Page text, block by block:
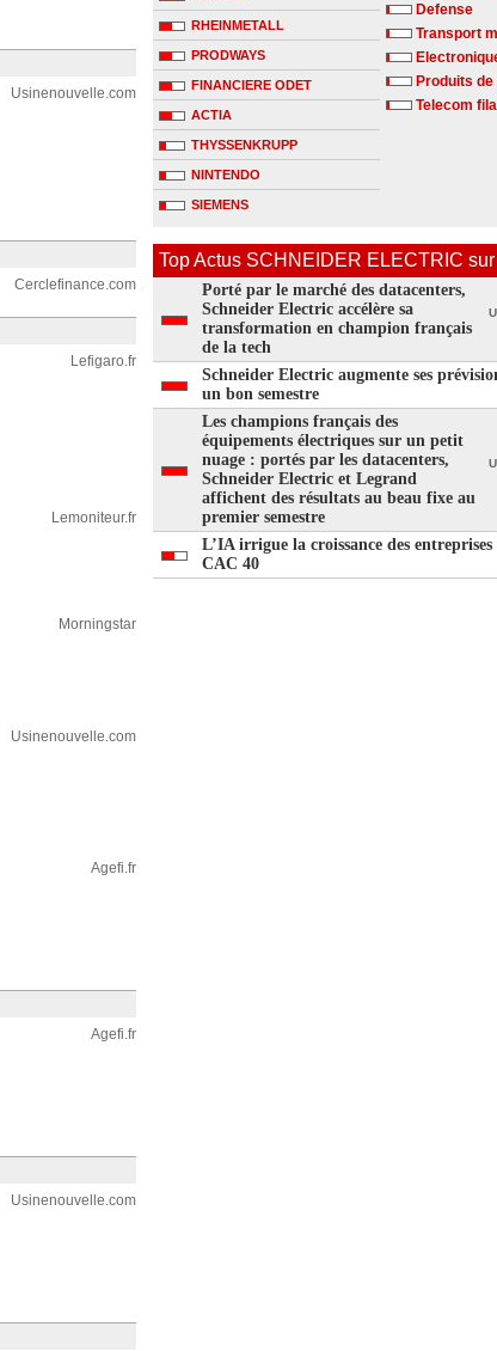
Usinenouvelle.com
Cerclefinance.com
Lefigaro.fr
Lemoniteur.fr
Morningstar
Usinenouvelle.com
Agefi.fr
Agefi.fr
Usinenouvelle.com
RHEINMETALL
PRODWAYS
FINANCIERE ODET
ACTIA
THYSSENKRUPP
NINTENDO
SIEMENS
Defense
Transport
Produits
Telecom
Top Actus SCHNEIDER ELECTRIC
Porté par le marché des datacenters,
Schneider Electric accélère sa
transformation en champion français
de la tech
Schneider Electric augmente ses
un bon semestre
Les champions français des
équipements électriques sur un petit
nuage : portés par les datacenters,
Schneider Electric et Legrand
affichent des résultats au beau fixe au
premier semestre
L’IA irrigue la croissance des entreprises
CAC 40